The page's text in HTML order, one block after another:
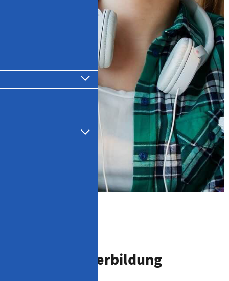
Untermenü
anzeigen
Untermenü
anzeigen
Aus- und Weiterbildung